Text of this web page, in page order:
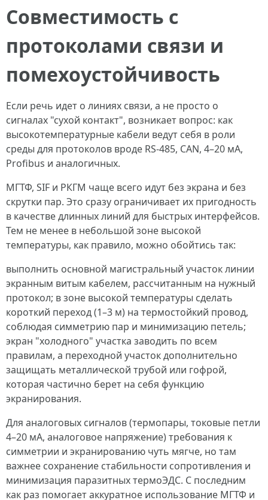
Совместимость с
протоколами связи и
помехоустойчивость
Если речь идет о линиях связи, а не просто о
сигналах "сухой контакт", возникает вопрос: как
высокотемпературные кабели ведут себя в роли
среды для протоколов вроде RS-485, CAN, 4–20 мА,
Profibus и аналогичных.
МГТФ, SIF и РКГМ чаще всего идут без экрана и без
скрутки пар. Это сразу ограничивает их пригодность
в качестве длинных линий для быстрых интерфейсов.
Тем не менее в небольшой зоне высокой
температуры, как правило, можно обойтись так:
выполнить основной магистральный участок линии
экранным витым кабелем, рассчитанным на нужный
протокол; в зоне высокой температуры сделать
короткий переход (1–3 м) на термостойкий провод,
соблюдая симметрию пар и минимизацию петель;
экран "холодного" участка заводить по всем
правилам, а переходной участок дополнительно
защищать металлической трубой или гофрой,
которая частично берет на себя функцию
экранирования.
Для аналоговых сигналов (термопары, токовые петли
4–20 мА, аналоговое напряжение) требования к
симметрии и экранированию чуть мягче, но там
важнее сохранение стабильности сопротивления и
минимизация паразитных термоЭДС. С последним
как раз помогает аккуратное использование МГТФ и